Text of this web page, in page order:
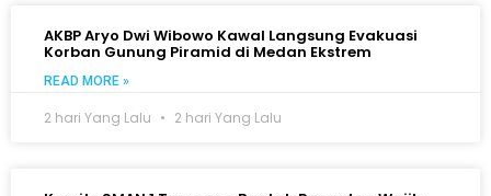
AKBP Aryo Dwi Wibowo Kawal Langsung Evakuasi
Korban Gunung Piramid di Medan Ekstrem
READ MORE »
2 hari Yang Lalu 2 hari Yang Lalu